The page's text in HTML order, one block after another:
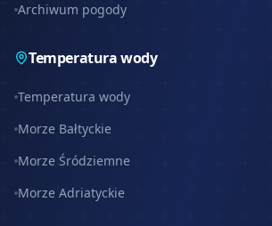
Archiwum pogody
Temperatura wody
Temperatura wody
Morze Bałtyckie
Morze Śródziemne
Morze Adriatyckie